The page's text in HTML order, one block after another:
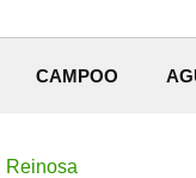
CAMPOO
Reinosa